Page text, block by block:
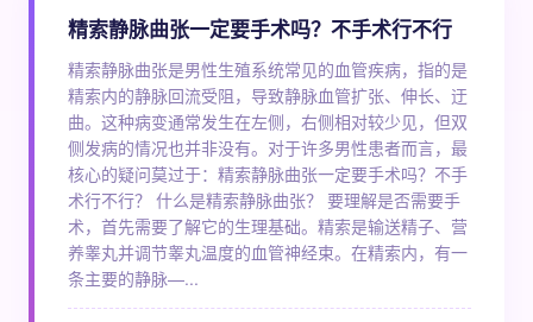
精索静脉曲张一定要手术吗？不手术行不行
精索静脉曲张是男性生殖系统常见的血管疾病，指的是
精索内的静脉回流受阻，导致静脉血管扩张、伸长、迂
曲。这种病变通常发生在左侧，右侧相对较少见，但双
侧发病的情况也并非没有。对于许多男性患者而言，最
核心的疑问莫过于：精索静脉曲张一定要手术吗？不手
术行不行？ 什么是精索静脉曲张？ 要理解是否需要手
术，首先需要了解它的生理基础。精索是输送精子、营
养睾丸并调节睾丸温度的血管神经束。在精索内，有一
条主要的静脉—...